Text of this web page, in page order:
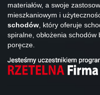
materiałów, a swoje
mieszkaniowym i
schodów, który oferuje
spiralne, obłożenia
poręcze.